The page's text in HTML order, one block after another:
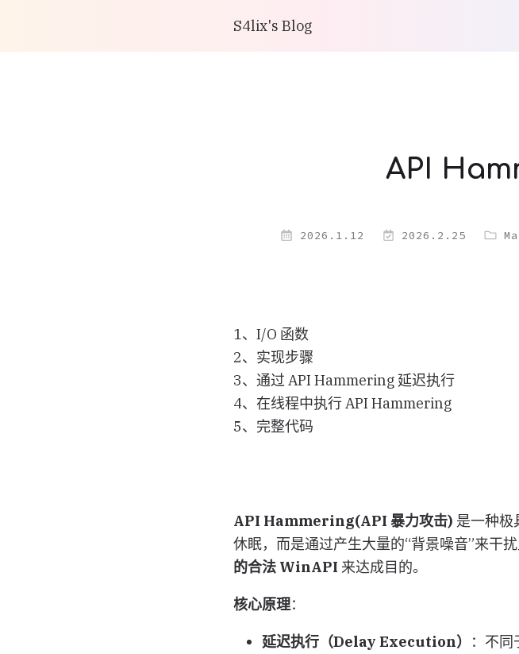
S4lix's Blog
API
2026.1.12 2026.2.25
1、I/O 函数
2、实现步骤
3、通过 API Hammering 延迟执行
4、在线程中执行 API Hammering
5、完整代码
API Hammering(API 暴力攻击) 是一种极
休眠，而是通过产生大量的“背景噪音”来干
的合法 WinAPI 来达成目的。
核心原理：
延迟执行（Delay Execution） ：不同